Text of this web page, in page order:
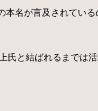
名が言及されてい
と結ばれるまでは